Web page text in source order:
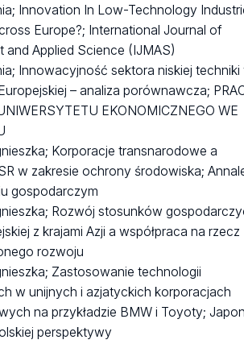
Innovation In Low-Technology
Europe?; International Journal of
and Applied Science (IJMAS)
Innowacyjność sektora niskiej techniki
– analiza porównawcza;
EKONOMICZNEGO WE
Korporacje transnarodowe a
w zakresie ochrony środowiska;
gospodarczym
Rozwój stosunków
z krajami Azji a współpraca na rzecz
rozwoju
Zastosowanie technologii
w unijnych i azjatyckich korporacjach
na przykładzie BMW i Toyoty;
perspektywy